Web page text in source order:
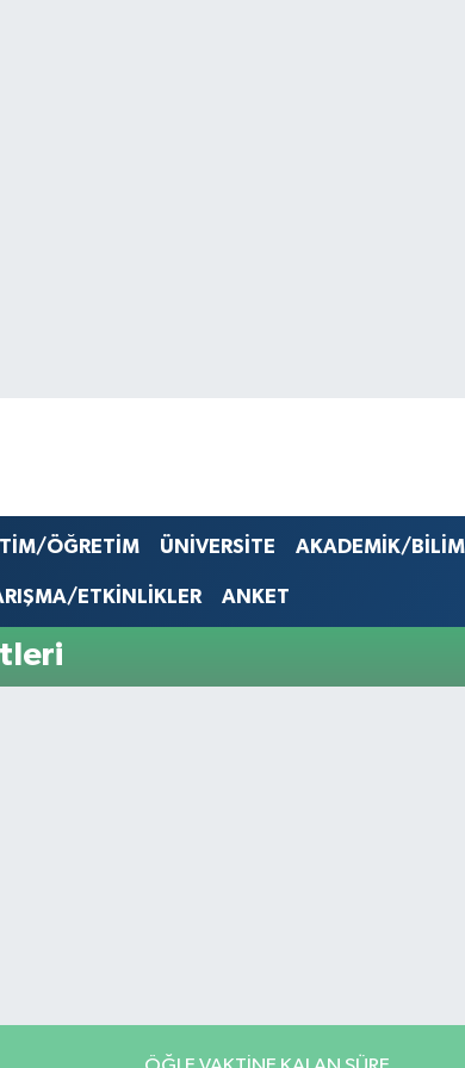
ÖĞRETİM ÜNİVERSİTE AKADEMİK/BİLİM
ETKİNLİKLER ANKET